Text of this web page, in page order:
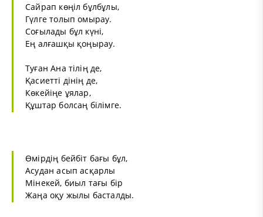
Сайрап көңіл бұлбұлы,
Гүлге толып омырау.
Соғылады бұл күні,
Ең алғашқы қоңырау.
Туған Ана тілің де,
Қасиетті дінің де,
Көкейіңе ұялар,
Құштар болсаң білімге.
Өмірдің бейбіт бағы бұл,
Асудан асып асқарлы
Мінекей, биыл тағы бір
Жаңа оқу жылы басталды.